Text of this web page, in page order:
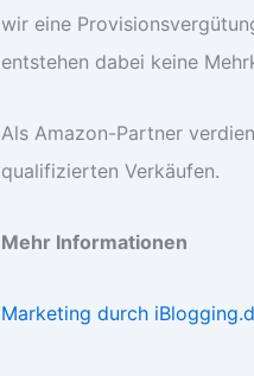
wir eine
entstehen dabei keine
Als Amazon-Partner
qualifizierten Verkäufen.
Mehr Informationen
Marketing durch